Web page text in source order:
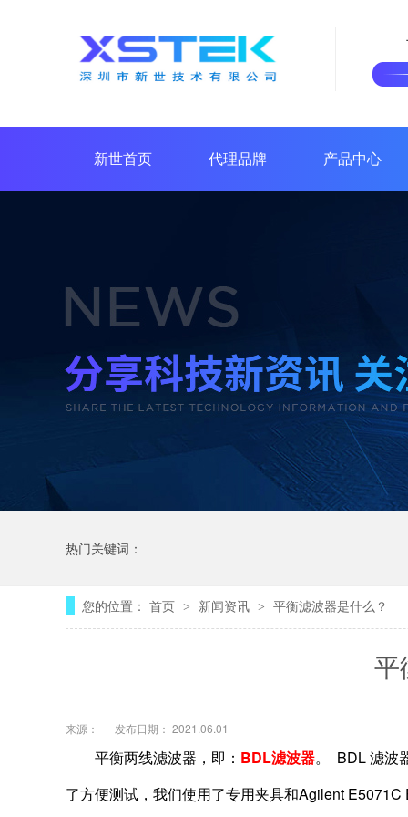
新世首页 代理品牌 产品中心
热门关键词：
您的位置： 首页 > 新闻资讯 > 平衡滤波器是什么？
平
来源： 发布日期： 2021.06.01
平衡两线滤波器，即： BDL滤波器。 BDL 滤波
了方便测试，我们使用了专用夹具和Agilent